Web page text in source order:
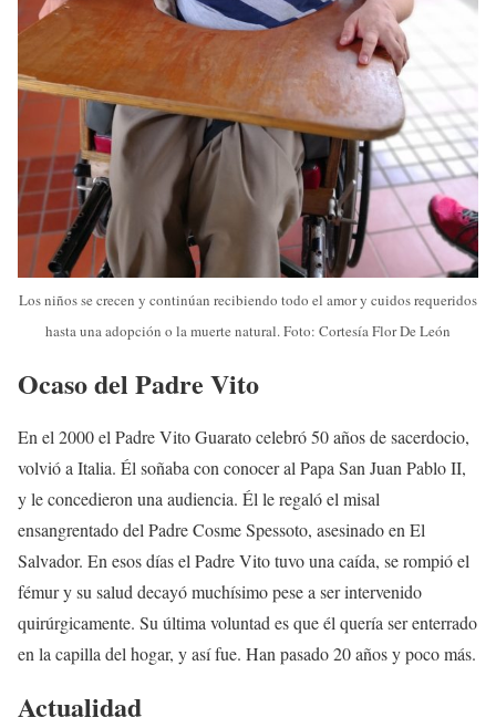
Los niños se crecen y continúan recibiendo todo el amor y cuidos requeridos
hasta una adopción o la muerte natural. Foto: Cortesía Flor De León
Ocaso del Padre Vito
En el 2000 el Padre Vito Guarato celebró 50 años de sacerdocio,
volvió a Italia. Él soñaba con conocer al Papa San Juan Pablo II,
y le concedieron una audiencia. Él le regaló el misal
ensangrentado del Padre Cosme Spessoto, asesinado en El
Salvador. En esos días el Padre Vito tuvo una caída, se rompió el
fémur y su salud decayó muchísimo pese a ser intervenido
quirúrgicamente. Su última voluntad es que él quería ser enterrado
en la capilla del hogar, y así fue. Han pasado 20 años y poco más.
Actualidad